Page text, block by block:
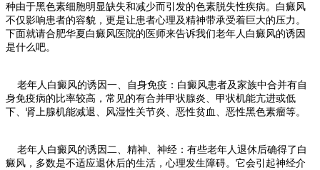
种由于黑色素细胞明显缺失和减少而引发的色素脱失性疾病。白癜风
不仅影响患者的容貌，更是让患者心理及精神带承受着巨大的压力。
下面就请合肥华夏白癜风医院的医师来告诉我们老年人白癜风的诱因
是什么吧。
老年人白癜风的诱因一、自身免疫：白癜风患者及家族中合并有自
身免疫病的比率较高，常见的有合并甲状腺炎、甲状机能亢进或低
下、肾上腺机能减退、风湿性关节炎、恶性贫血、恶性黑色素瘤等。
老年人白癜风的诱因二、精神、神经：有些老年人退休后确得了白
癜风，多数是不适应退休后的生活，心理发生障碍。它会引起神经介